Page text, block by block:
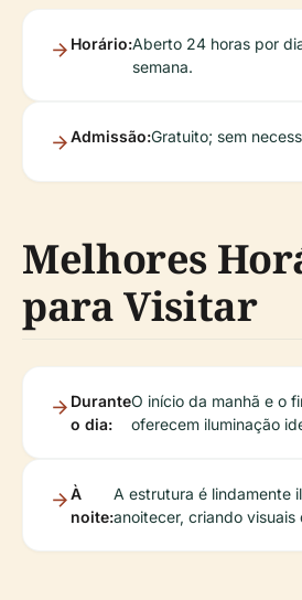
Horário:Aberto 24 horas por
semana.
Admissão:Gratuito; sem
Melhores
para Visitar
Durante
o dia:
O início da manhã e o
oferecem iluminação
À
noite:
A estrutura é lindamente
anoitecer, criando visuais